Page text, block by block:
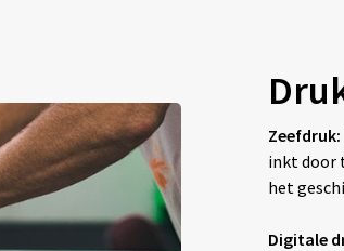
Zeefdruk:
inkt door
het
Digitale